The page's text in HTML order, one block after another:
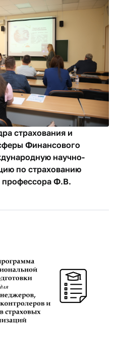
страхования и
Финансового
научно-
по страхованию
профессора Ф.В.